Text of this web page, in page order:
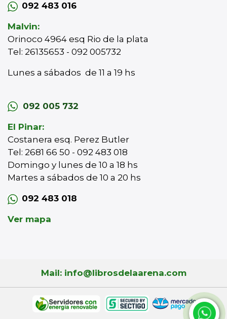
092 483 016
Malvin:
Orinoco 4964 esq Rio de la plata
Tel: 26135653 - 092 005732
Lunes a sábados de 11 a 19 hs
092 005 732
El Pinar:
Costanera esq. Perez Butler
Tel: 2681 66 50 - 092 483 018
Domingo y lunes de 10 a 18 hs
Martes a sábados de 10 a 20 hs
092 483 018
Ver mapa
Mail: info@librosdelaarena.com